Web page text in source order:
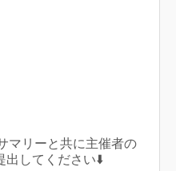
マリーと共に主催者の
出してください⬇️